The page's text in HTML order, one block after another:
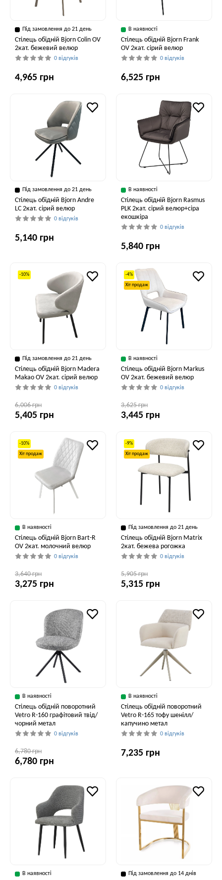
Під замовлення до 21 день
Стілець обідній Bjorn Colin OV
2кат. бежевий велюр
0 відгуків
4,965 грн
В наявності
Стілець обідній Bjorn Frank
OV 2кат. сірий велюр
0 відгуків
6,525 грн
Під замовлення до 21 день
Стілець обідній Bjorn Andre
LC 2кат. сірий велюр
0 відгуків
5,140 грн
В наявності
Стілець обідній Bjorn Rasmus
PLK 2кат. сірий велюр+сіра
екошкіра
0 відгуків
5,840 грн
-10%
Під замовлення до 21 день
Стілець обідній Bjorn Madera
Makao OV 2кат. сірий велюр
0 відгуків
6,006 грн
5,405 грн
-4%
Хіт продаж
В наявності
Стілець обідній Bjorn Markus
OV 2кат. бежевий велюр
0 відгуків
3,625 грн
3,445 грн
-10%
Хіт продаж
В наявності
Стілець обідній Bjorn Bart-R
OV 2кат. молочний велюр
0 відгуків
3,640 грн
3,275 грн
-9%
Хіт продаж
Під замовлення до 21 день
Стілець обідній Bjorn Matrix
2кат. бежева рогожка
0 відгуків
5,905 грн
5,315 грн
В наявності
Стілець обідній поворотний
Vetro R-160 графітовий твід/
чорний метал
0 відгуків
6,780 грн
6,780 грн
В наявності
Стілець обідній поворотний
Vetro R-165 тофу шенілл/
капучино метал
0 відгуків
7,235 грн
В наявності Під замовлення до 14 днів